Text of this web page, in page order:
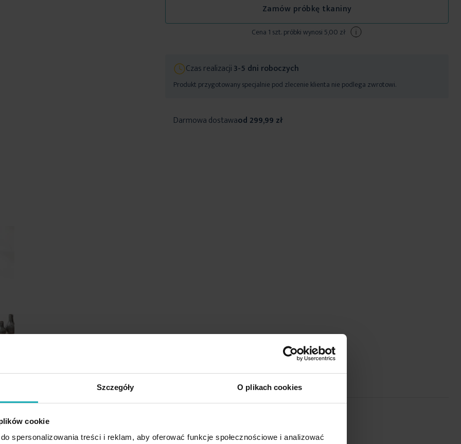
Szczegóły O plikach cookies
cookie
spersonalizowania treści i reklam, aby oferować funkcje społecznościowe i analizować
Zamów próbkę tkaniny
Cena 1 szt. próbki wynosi 5,00 zł
Czas realizacji3-5 dni roboczych
Produkt przygotowany specjalnie pod zlecenie klienta nie podlega zwrotowi.
Darmowa dostawaod 299,99 zł